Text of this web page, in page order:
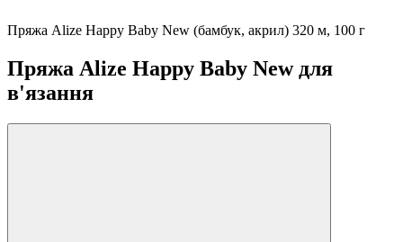
Пряжа Alize Happy Baby New (бамбук, акрил) 320 м, 100 г
Пряжа Alize Happy Baby New для
в'язання